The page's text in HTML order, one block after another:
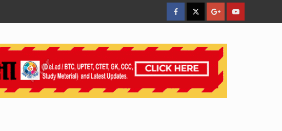
facebookTwitterGoogleYouTube